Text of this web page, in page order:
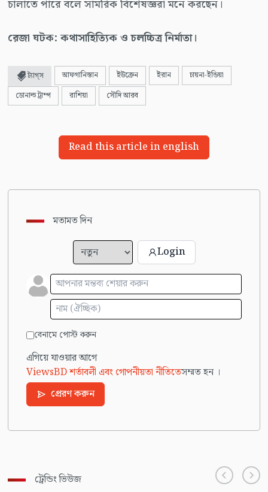
চালাতে পারে বলে সামরিক বিশেষজ্ঞরা মনে করছেন।
রেজা ঘটক: কথাসাহিত্যিক ও চলচ্চিত্র নির্মাতা।
ট্যাগ্স আফগানিস্তান ইউক্রেন ইরান
চায়না-ইন্ডিয়া
ডোনাল্ড ট্রাম্প
রাশিয়া সৌদি আরব
Read this article in english
মতামত দিন
Login
বেনামে পোস্ট করুন
এগিয়ে যাওয়ার আগে
ViewsBD শর্তাবলী এবং গোপনীয়তা নীতিতেসম্মত হন ।
প্রেরণ করুন
ট্রেন্ডিং ভিউজ